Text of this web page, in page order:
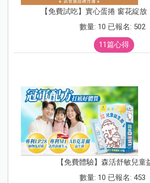
【免費試吃】實心蛋捲 窗花綻
數量: 10 已報名: 502
11篇心得
【免費體驗】森活舒敏兒童
數量: 10 已報名: 453